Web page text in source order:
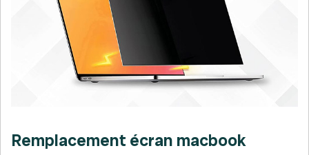
Remplacement écran macbook